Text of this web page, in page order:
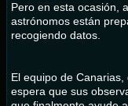
Pero en esta ocasión,
astrónomos están
recogiendo datos.
El equipo de
espera que sus